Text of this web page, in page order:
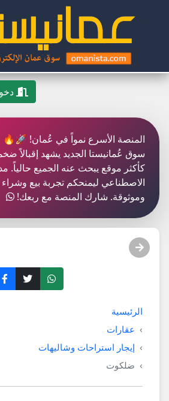
المنصة الأسرع نمواً في عُمان! 🚀🔥
سوق عُمانيستا الجديد يشهد إقبالاً
كأكثر موقع يبحث عنه الجميع حالياً.
الاصطناعي ليمنحكم تجربة بيع وشراء
وموثوقة. شارك المنصة مع ربعك!
الرئيسية
عقارات
إيجار استراحات وشاليهات
ضلكوت